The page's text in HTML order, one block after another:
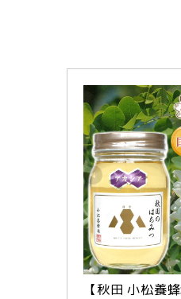
【秋田 小松養